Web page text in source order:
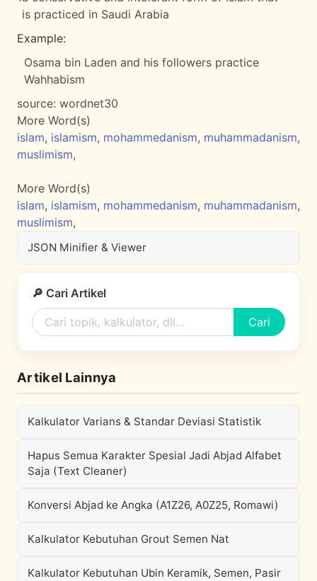
is practiced in Saudi Arabia
Example:
Osama bin Laden and his followers practice
Wahhabism
source: wordnet30
More Word(s)
islam, islamism, mohammedanism, muhammadanism,
muslimism,
More Word(s)
islam, islamism, mohammedanism, muhammadanism,
muslimism,
JSON Minifier & Viewer
🔎 Cari Artikel
Cari
Artikel Lainnya
Kalkulator Varians & Standar Deviasi Statistik
Hapus Semua Karakter Spesial Jadi Abjad Alfabet
Saja (Text Cleaner)
Konversi Abjad ke Angka (A1Z26, A0Z25, Romawi)
Kalkulator Kebutuhan Grout Semen Nat
Kalkulator Kebutuhan Ubin Keramik, Semen, Pasir